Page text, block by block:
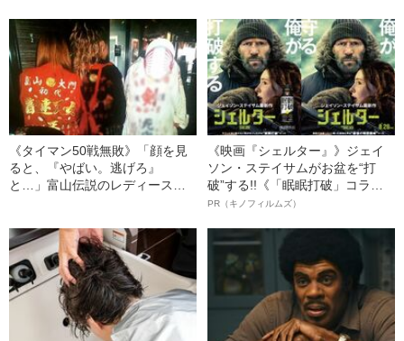
年収は？
《タイマン50戦無敗》「顔を見
ると、『やばい。逃げろ』
と…」富山伝説のレディース初
《映画『シェルター』》ジェイ
ソン・ステイサムがお盆を“打
破”する!!《「眠眠打破」コラ
ボ》
PR（キノフィルムズ）